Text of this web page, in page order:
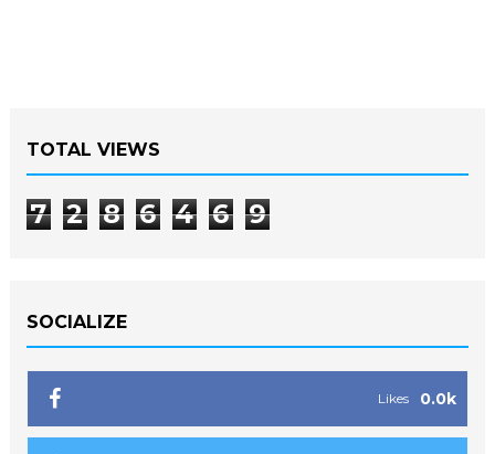
TOTAL VIEWS
7 2 8 6 4 6 9
SOCIALIZE
0.0k
Likes